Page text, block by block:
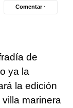
Comentar ·
de
ya la
la edición
marinera